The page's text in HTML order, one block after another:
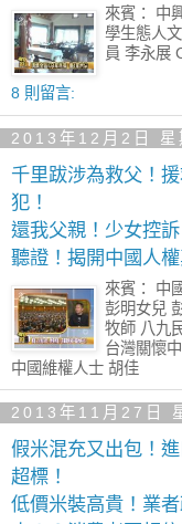
來賓： 中
學生態人
員 李永展
8 則留言:
2013年12月2日 星
千里跋涉為救父！
犯！
還我父親！少女控
聽證！揭開中國人權
來賓： 中
彭明女兒
牧師 八九
台灣關懷
中國維權人士 胡佳
2013年11月27日
假米混充又出包！
超標！
低價米裝高貴！業